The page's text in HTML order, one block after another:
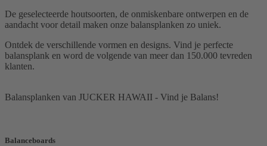
De geselecteerde houtsoorten, de onmiskenbare ontwerpen en de
aandacht voor detail maken onze balansplanken zo uniek.
Ontdek de verschillende vormen en designs. Vind je perfecte
balansplank en word de volgende van meer dan 150.000 tevreden
klanten.
Balansplanken van JUCKER HAWAII - Vind je Balans!
Balanceboards